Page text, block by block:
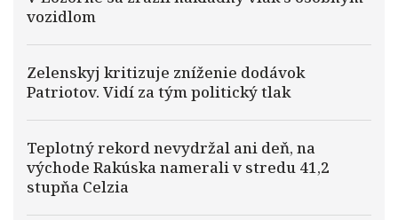
vozidlom
Zelenskyj kritizuje zníženie dodávok
Patriotov. Vidí za tým politický tlak
Teplotný rekord nevydržal ani deň, na
východe Rakúska namerali v stredu 41,2
stupňa Celzia